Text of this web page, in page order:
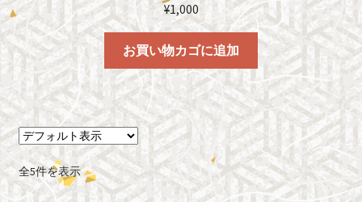
¥1,000
お買い物カゴに追加
全5件を表示